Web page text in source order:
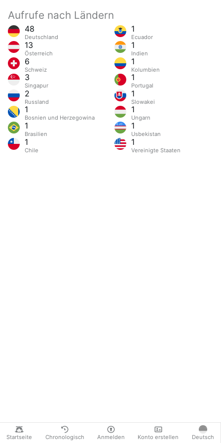
Startseite Chronologisch Anmelden Konto erstellen Deutsch
Aufrufe nach Ländern
48
Deutschland
13
Österreich
6
Schweiz
3
Singapur
2
Russland
1
Bosnien und Herzegowina
1
Brasilien
1
Chile
1
Ecuador
1
Indien
1
Kolumbien
1
Portugal
1
Slowakei
1
Ungarn
1
Usbekistan
1
Vereinigte Staaten